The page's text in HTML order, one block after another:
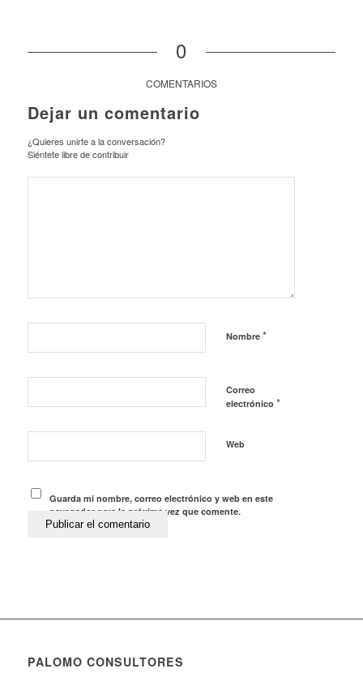
0
COMENTARIOS
Dejar un comentario
¿Quieres unirte a la conversación?
Siéntete libre de contribuir
Nombre *
Correo
electrónico *
Web
Guarda mi nombre, correo electrónico y web en este
navegador para la próxima vez que comente.
PALOMO CONSULTORES